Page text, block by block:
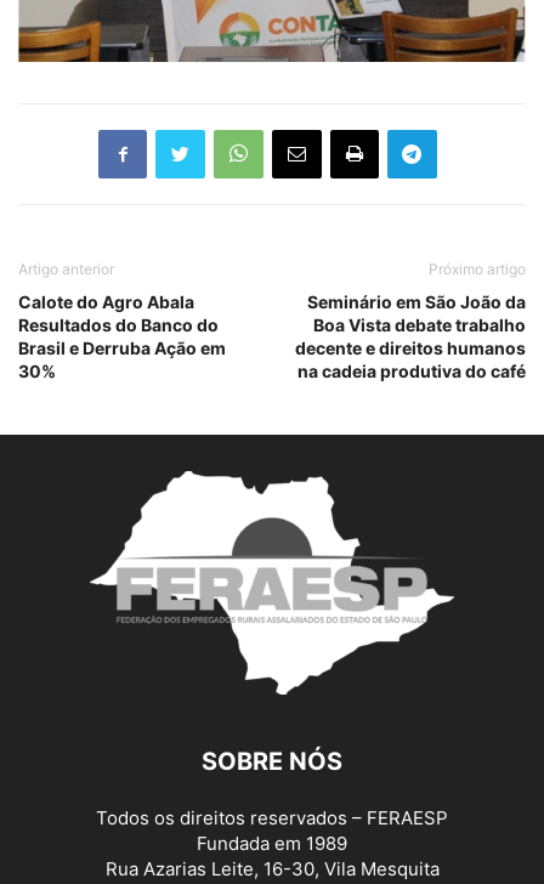
Artigo anterior
Calote do Agro Abala
Resultados do Banco do
Brasil e Derruba Ação em
30%
Próximo artigo
Seminário em São João da
Boa Vista debate trabalho
decente e direitos humanos
na cadeia produtiva do café
SOBRE NÓS
Todos os direitos reservados – FERAESP
Fundada em 1989
Rua Azarias Leite, 16-30, Vila Mesquita